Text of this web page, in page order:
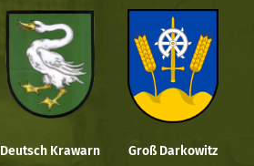
Deutsch Krawarn Groß Darkowitz